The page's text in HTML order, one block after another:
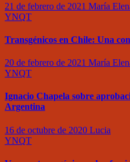
21 de febrero de 2021 María
YNQT
Transgénicos en Chile: Una
20 de febrero de 2021 María
YNQT
Ignacio Chapela sobre
Argentina
16 de octubre de 2020 Lucia
YNQT